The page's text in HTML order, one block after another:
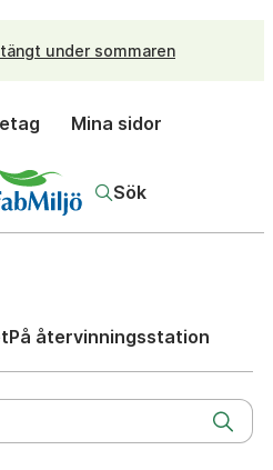
under sommaren
Mina sidor
Sök
På återvinningsstation